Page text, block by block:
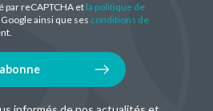
par reCAPTCHA etla politique de
ainsi que ses conditions de